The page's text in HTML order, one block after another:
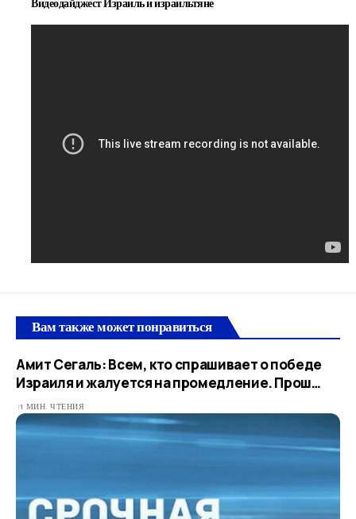
Вам также может понравиться
Амит Сегаль: Всем, кто спрашивает о победе
Израиля и жалуется на промедление. Прош…​
1 МИН. ЧТЕНИЯ